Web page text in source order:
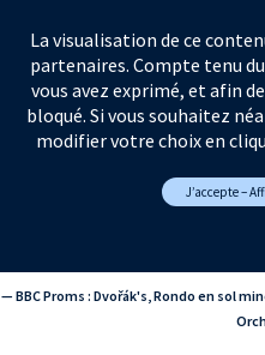
La visualisation de ce
partenaires. Compte tenu
vous avez exprimé, et afin
bloqué. Si vous souhaitez
modifier votre choix en
J’accepte –
— BBC Proms : Dvořák's, Rondo en sol